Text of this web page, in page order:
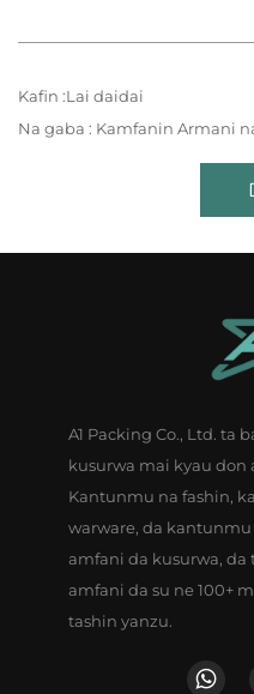
Kafin :Lai daidai
Na gaba : Kamfanin Armani na Kanta na Kanta – Kanta na
A1 Packing Co., Ltd. ta
kusurwa mai kyau
Kantunmu na fashin,
warware, da
amfani da kusurwa, da
amfani da su ne 100+
tashin yanzu.